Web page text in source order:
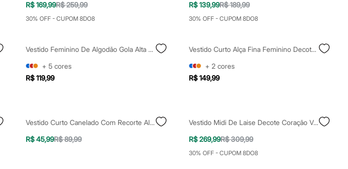
R$ 169,99R$ 259,99
30% OFF - CUPOM 8DO8
R$ 139,99R$ 189,99
30% OFF - CUPOM 8DO8
Vestido Feminino De Algodão Gola Alta Vermelho
+ 5 cores
R$ 119,99
Vestido Curto Alça Fina Feminino Decote Coração Com Renda Off White
+ 2 cores
R$ 149,99
Vestido Curto Canelado Com Recorte Alça Fina Lilás
R$ 45,99R$ 89,99
Vestido Midi De Laise Decote Coração Vermelho
R$ 269,99R$ 309,99
30% OFF - CUPOM 8DO8